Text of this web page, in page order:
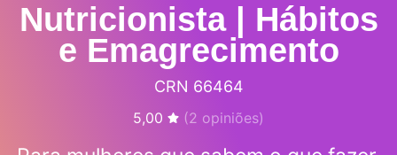
Nutricionista | Hábitos
e Emagrecimento
CRN 66464
5,00 (2 opiniões)